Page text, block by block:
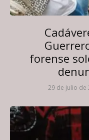
forense
29 de julio de